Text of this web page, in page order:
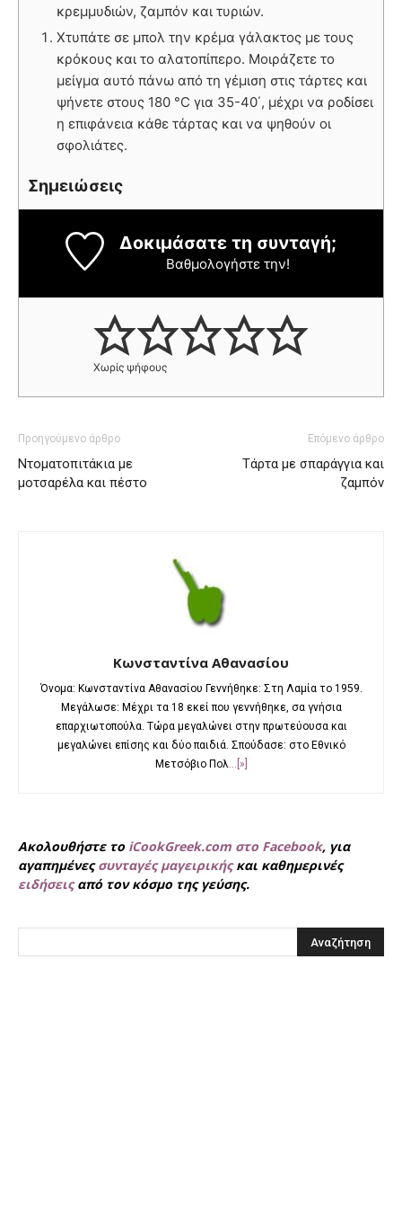
κρεμμυδιών, ζαμπόν και τυριών.
Χτυπάτε σε μπολ την κρέμα γάλακτος με τους
κρόκους και το αλατοπίπερο. Μοιράζετε το
μείγμα αυτό πάνω από τη γέμιση στις τάρτες και
ψήνετε στους 180 °C για 35-40΄, μέχρι να ροδίσει
η επιφάνεια κάθε τάρτας και να ψηθούν οι
σφολιάτες.
Σημειώσεις
Δοκιμάσατε τη συνταγή;
Βαθμολογήστε την!
Χωρίς ψήφους
Προηγούμενο άρθρο
Ντοματοπιτάκια με
μοτσαρέλα και πέστο
Επόμενο άρθρο
Τάρτα με σπαράγγια και
ζαμπόν
Κωνσταντίνα Αθανασίου
Όνομα: Κωνσταντίνα Αθανασίου Γεννήθηκε: Στη Λαμία το 1959.
Μεγάλωσε: Μέχρι τα 18 εκεί που γεννήθηκε, σα γνήσια
επαρχιωτοπούλα. Τώρα μεγαλώνει στην πρωτεύουσα και
μεγαλώνει επίσης και δύο παιδιά. Σπούδασε: στο Εθνικό
Μετσόβιο Πολ...[»]
Ακολουθήστε το iCookGreek.com στο Facebook, για
αγαπημένεςσυνταγές μαγειρικήςκαι καθημερινές
ειδήσειςαπό τον κόσμο της γεύσης.